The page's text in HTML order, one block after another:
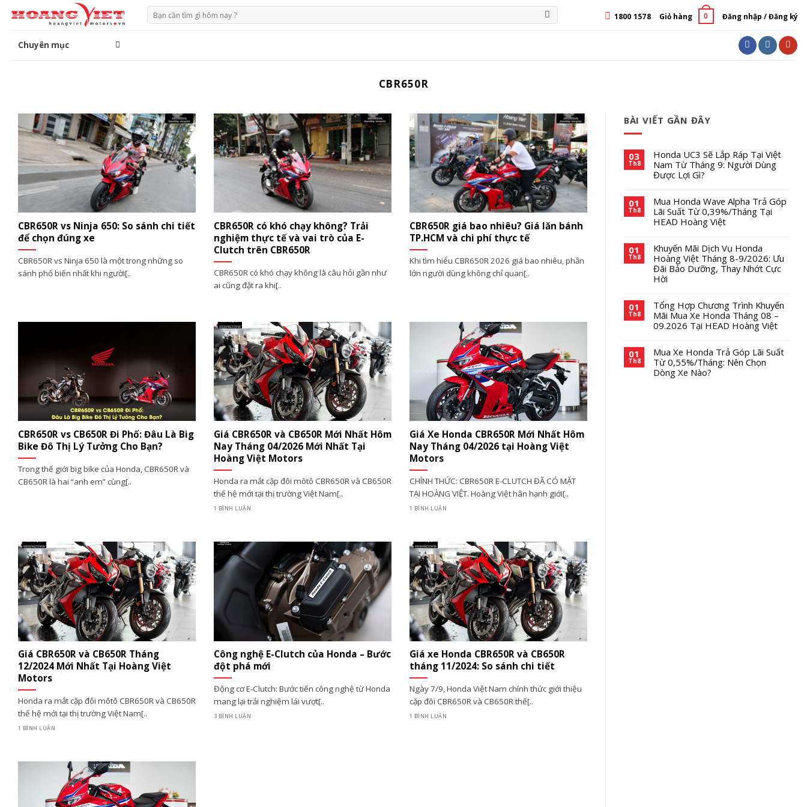
đến
Tìm
kiếm:
1800 1578 Giỏ hàng 0 Đăng nhập / Đăng ký
Chuyên mục
CBR650R
CBR650R vs Ninja 650: So sánh chi tiết
để chọn đúng xe
CBR650R vs Ninja 650 là một trong những so
sánh phổ biến nhất khi người[..
CBR650R có khó chạy không? Trải
nghiệm thực tế và vai trò của E-
Clutch trên CBR650R
CBR650R có khó chạy không là câu hỏi gần như
ai cũng đặt ra khi[..
CBR650R giá bao nhiêu? Giá lăn bánh
TP.HCM và chi phí thực tế
Khi tìm hiểu CBR650R 2026 giá bao nhiêu, phần
lớn người dùng không chỉ quan[..
CBR650R vs CB650R Đi Phố: Đâu Là Big
Bike Đô Thị Lý Tưởng Cho Bạn?
Trong thế giới big bike của Honda, CBR650R và
CB650R là hai “anh em” cùng[..
Giá CBR650R và CB650R Mới Nhất Hôm
Nay Tháng 04/2026 Mới Nhất Tại
Hoàng Việt Motors
Honda ra mắt cặp đôi môtô CBR650R và CB650R
thế hệ mới tại thị trường Việt Nam[..
1 BÌNH LUẬN
Giá Xe Honda CBR650R Mới Nhất Hôm
Nay Tháng 04/2026 tại Hoàng Việt
Motors
CHÍNH THỨC: CBR650R E-CLUTCH ĐÃ CÓ MẶT
TẠI HOÀNG VIỆT. Hoàng Việt hân hạnh giới[..
1 BÌNH LUẬN
Giá CBR650R và CB650R Tháng
12/2024 Mới Nhất Tại Hoàng Việt
Motors
Honda ra mắt cặp đôi môtô CBR650R và CB650R
thế hệ mới tại thị trường Việt Nam[..
1 BÌNH LUẬN
Công nghệ E-Clutch của Honda – Bước
đột phá mới
Động cơ E-Clutch: Bước tiến công nghệ từ Honda
mang lại trải nghiệm lái vượt[..
3 BÌNH LUẬN
Giá xe Honda CBR650R và CB650R
tháng 11/2024: So sánh chi tiết
Ngày 7/9, Honda Việt Nam chính thức giới thiệu
cặp đôi CBR650R và CB650R thế[..
1 BÌNH LUẬN
BÀI VIẾT GẦN ĐÂY
03
Th8
Honda UC3 Sẽ Lắp Ráp Tại Việt
Nam Từ Tháng 9: Người Dùng
Được Lợi Gì?
01
Th8
Mua Honda Wave Alpha Trả Góp
Lãi Suất Từ 0,39%/Tháng Tại
HEAD Hoàng Việt
01
Th8
Khuyến Mãi Dịch Vụ Honda
Hoàng Việt Tháng 8-9/2026: Ưu
Đãi Bảo Dưỡng, Thay Nhớt Cực
Hời
01
Th8
Tổng Hợp Chương Trình Khuyến
Mãi Mua Xe Honda Tháng 08 –
09.2026 Tại HEAD Hoàng Việt
01
Th8
Mua Xe Honda Trả Góp Lãi Suất
Từ 0,55%/Tháng: Nên Chọn
Dòng Xe Nào?